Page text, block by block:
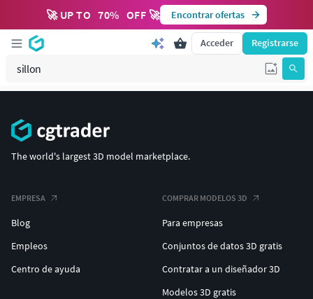
🚀 UP TO 70% OFF 🚀 Encontrar ofertas
Acceder Registrarse
The world's largest 3D model marketplace.
EMPRESA
Blog
Empleos
Centro de ayuda
COMPRAR MODELOS 3D
Para empresas
Conjuntos de datos 3D gratis
Contratar a un diseñador 3D
Modelos 3D gratis